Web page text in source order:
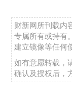
财新网所刊载内
专属所有或持有
建立镜像等任何
如有意愿转载，
确认及授权后，